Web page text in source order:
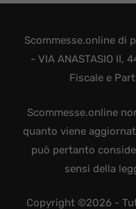
Scommesse.online di
- VIA ANASTASIO II,
Fiscale e
Scommesse.online
quanto viene
può pertanto
sensi della
Copyright ©2026 -